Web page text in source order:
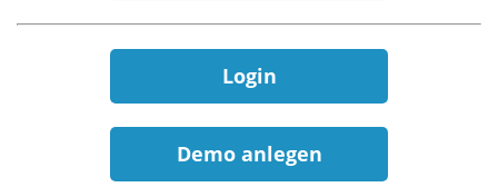
Login
Demo anlegen